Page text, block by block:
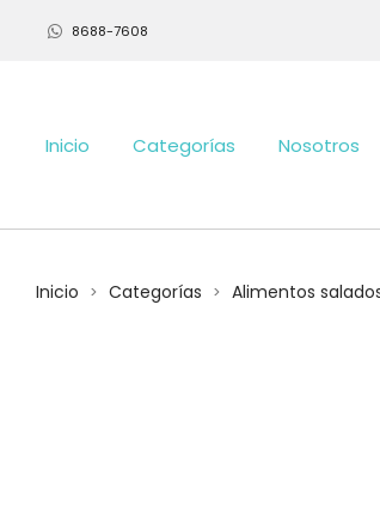
8688-7608
Inicio Categorías Nosotros
Inicio > Categorías > Alimentos